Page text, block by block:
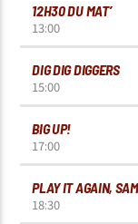
12H30 DU MAT’
13:00
DIG DIG DIGGERS
15:00
BIG UP!
17:00
PLAY IT AGAIN,
18:30